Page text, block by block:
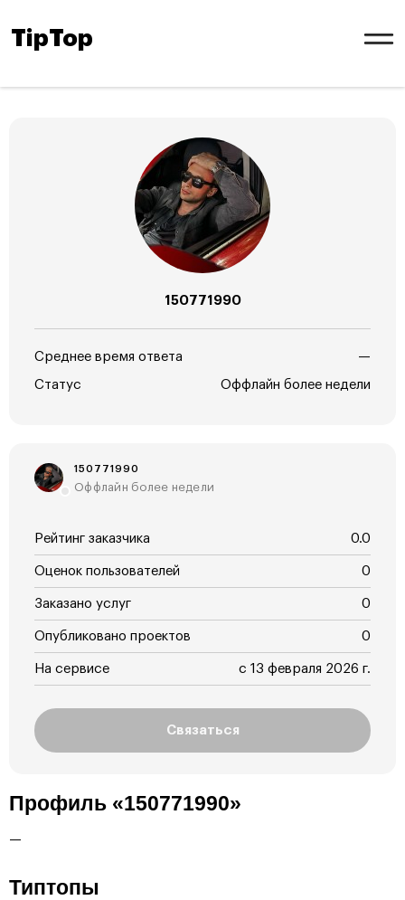
TipTop
150771990
Среднее время ответа —
Статус Оффлайн более недели
150771990
Оффлайн более недели
Рейтинг заказчика 0.0
Оценок пользователей 0
Заказано услуг 0
Опубликовано проектов 0
На сервисе с 13 февраля 2026 г.
Связаться
Профиль «150771990»
—
Типтопы